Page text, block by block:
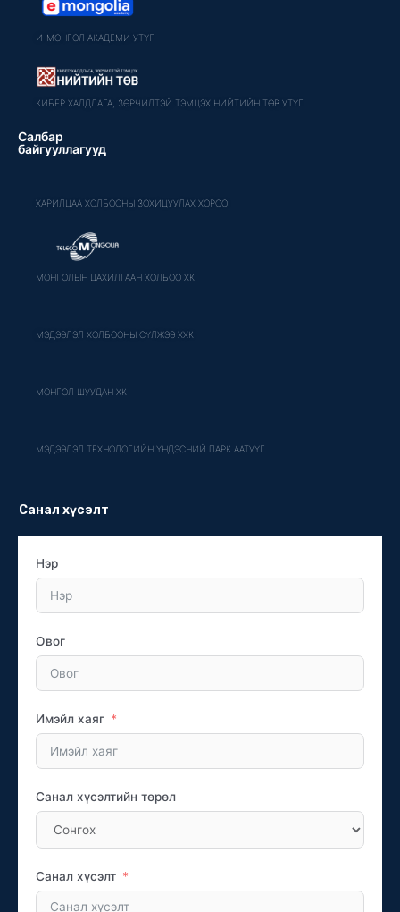
И-МОНГОЛ АКАДЕМИ УТҮГ
КИБЕР ХАЛДЛАГА, ЗӨРЧИЛТЭЙ ТЭМЦЭХ НИЙТИЙН ТӨВ УТҮГ
Салбар
байгууллагууд
ХАРИЛЦАА ХОЛБООНЫ ЗОХИЦУУЛАХ ХОРОО
МОНГОЛЫН ЦАХИЛГААН ХОЛБОО ХК
МЭДЭЭЛЭЛ ХОЛБООНЫ СҮЛЖЭЭ ХХК
МОНГОЛ ШУУДАН ХК
МЭДЭЭЛЭЛ ТЕХНОЛОГИЙН ҮНДЭСНИЙ ПАРК ААТУҮГ
Санал хүсэлт
Нэр
Овог
Имэйл хаяг
Санал хүсэлтийн төрөл
Санал хүсэлт